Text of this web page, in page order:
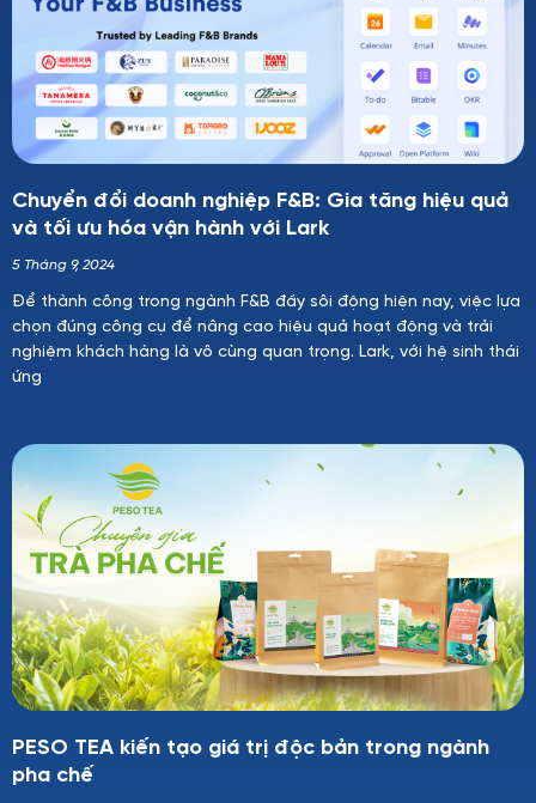
Chuyển đổi doanh nghiệp F&B: Gia tăng hiệu quả
và tối ưu hóa vận hành với Lark
5 Tháng 9, 2024
Để thành công trong ngành F&B đầy sôi động hiện nay, việc lựa
chọn đúng công cụ để nâng cao hiệu quả hoạt động và trải
nghiệm khách hàng là vô cùng quan trọng. Lark, với hệ sinh thái
ứng
PESO TEA kiến tạo giá trị độc bản trong ngành
pha chế